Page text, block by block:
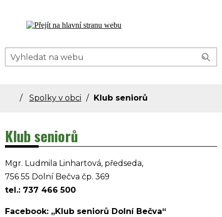
Dolní Bečva - oficiální stránky obce
Spolky v obci Klub seniorů
Klub seniorů
Mgr. Ludmila Linhartová, předseda,
756 55 Dolní Bečva čp. 369
tel.: 737 466 500
Facebook: „Klub seniorů Dolní Bečva“